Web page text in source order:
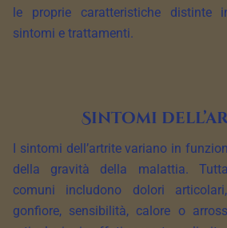
le proprie caratteristiche distinte
sintomi e trattamenti.
Sintomi
I sintomi dell’artrite variano in
della gravità della malattia.
comuni includono dolori
gonfiore, sensibilità, calore o